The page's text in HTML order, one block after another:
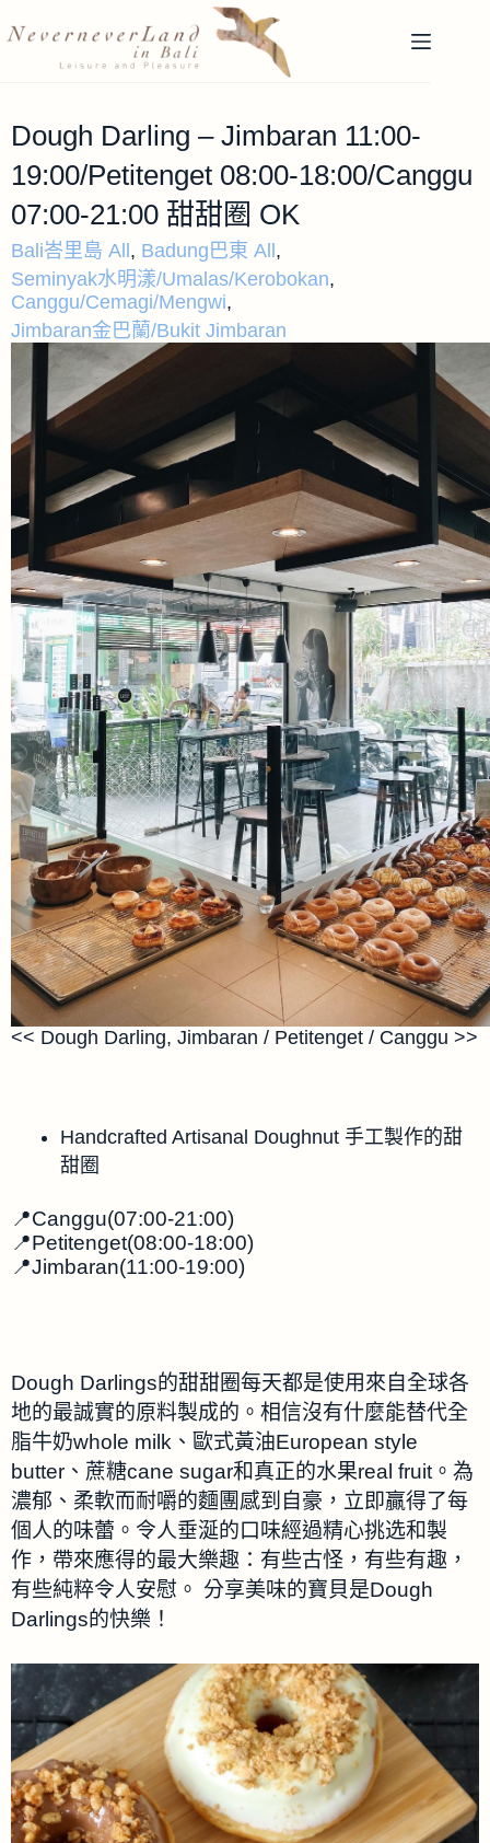
Dough Darling – Jimbaran 11:00-
19:00/Petitenget 08:00-18:00/Canggu
07:00-21:00 甜甜圈 OK
Bali峇里島 All , Badung巴東 All ,
Seminyak水明漾/Umalas/Kerobokan,
Canggu/Cemagi/Mengwi,
Jimbaran金巴蘭/Bukit Jimbaran
<< Dough Darling, Jimbaran / Petitenget / Canggu >>
Handcrafted Artisanal Doughnut 手工製作的甜
甜圈
📍Canggu(07:00-21:00)
📍Petitenget(08:00-18:00)
📍Jimbaran(11:00-19:00)
Dough Darlings的甜甜圈每天都是使用來自全球各
地的最誠實的原料製成的。相信沒有什麼能替代全
脂牛奶whole milk、歐式黃油European style
butter、蔗糖cane sugar和真正的水果real fruit。為
濃郁、柔軟而耐嚼的麵團感到自豪，立即贏得了每
個人的味蕾。令人垂涎的口味經過精心挑选和製
作，帶來應得的最大樂趣：有些古怪，有些有趣，
有些純粹令人安慰。 分享美味的寶貝是Dough
Darlings的快樂！